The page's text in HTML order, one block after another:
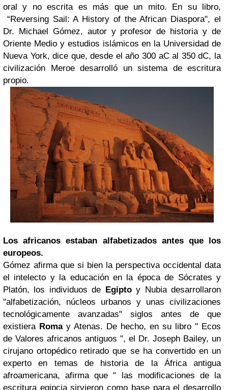
oral y no escrita es más que un mito. En su libro,
“Reversing Sail: A History of the African Diaspora", el
Dr. Michael Gómez, autor y profesor de historia y de
Oriente Medio y estudios islámicos en la Universidad de
Nueva York, dice que, desde el año 300 aC al 350 dC, la
civilización Meroe desarrolló un sistema de escritura
propio.
Los africanos estaban alfabetizados antes que los
europeos.
Gómez afirma que si bien la perspectiva occidental data
el intelecto y la educación en la época de Sócrates y
Platón, los individuos de Egiptoy Nubia desarrollaron
"alfabetización, núcleos urbanos y unas civilizaciones
tecnológicamente avanzadas" siglos antes de que
existiera Romay Atenas. De hecho, en su libro " Ecos
de Valores africanos antiguos ", el Dr. Joseph Bailey, un
cirujano ortopédico retirado que se ha convertido en un
experto en temas de historia de la África antigua
afroamericana, afirma que " las modificaciones de la
escritura egipcia sirvieron como base para el desarrollo